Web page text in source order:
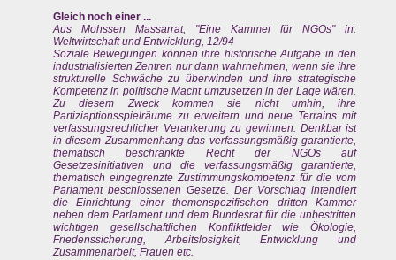
Gleich noch einer ...
Aus Mohssen Massarrat, "Eine Kammer für NGOs" in:
Weltwirtschaft und Entwicklung, 12/94
Soziale Bewegungen können ihre historische Aufgabe in den
industrialisierten Zentren nur dann wahrnehmen, wenn sie ihre
strukturelle Schwäche zu überwinden und ihre strategische
Kompetenz in politische Macht umzusetzen in der Lage wären.
Zu diesem Zweck kommen sie nicht umhin, ihre
Partiziaptionsspielräume zu erweitern und neue Terrains mit
verfassungsrechlicher Verankerung zu gewinnen. Denkbar ist
in diesem Zusammenhang das verfassungsmäßig garantierte,
thematisch beschränkte Recht der NGOs auf
Gesetzesinitiativen und die verfassungsmäßig garantierte,
thematisch eingegrenzte Zustimmungskompetenz für die vom
Parlament beschlossenen Gesetze. Der Vorschlag intendiert
die Einrichtung einer themenspezifischen dritten Kammer
neben dem Parlament und dem Bundesrat für die unbestritten
wichtigen gesellschaftlichen Konfliktfelder wie Ökologie,
Friedenssicherung, Arbeitslosigkeit, Entwicklung und
Zusammenarbeit, Frauen etc.